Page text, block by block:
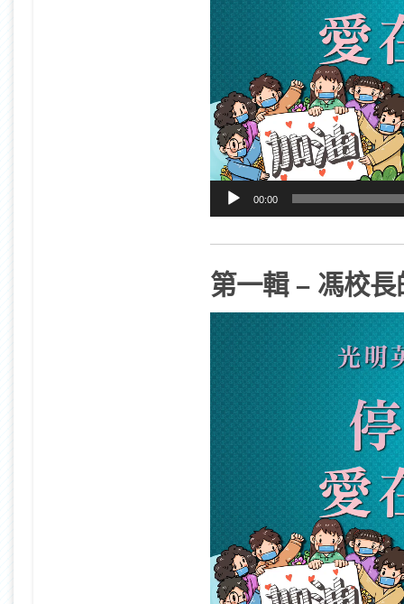
00:00
第一輯 – 馮校
視
訊